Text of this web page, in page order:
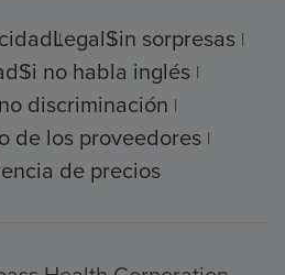
LegalSin sorpresas
Si no habla inglés
discriminación
de los proveedores
de precios